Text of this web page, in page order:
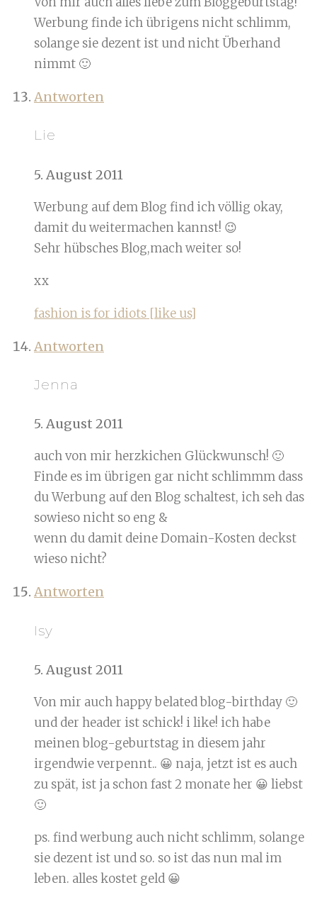
Werbung finde ich übrigens nicht schlimm,
solange sie dezent ist und nicht Überhand
nimmt 🙂
Antworten
Lie
5. August 2011
Werbung auf dem Blog find ich völlig okay,
damit du weitermachen kannst! 😉
Sehr hübsches Blog,mach weiter so!
xx
fashion is for idiots [like us]
Antworten
Jenna
5. August 2011
auch von mir herzkichen Glückwunsch! 🙂
Finde es im übrigen gar nicht schlimmm dass
du Werbung auf den Blog schaltest, ich seh das
sowieso nicht so eng &
wenn du damit deine Domain-Kosten deckst
wieso nicht?
Antworten
Isy
5. August 2011
Von mir auch happy belated blog-birthday 🙂
und der header ist schick! i like! ich habe
meinen blog-geburtstag in diesem jahr
irgendwie verpennt.. 😀 naja, jetzt ist es auch
zu spät, ist ja schon fast 2 monate her 😀 liebst
🙂
ps. find werbung auch nicht schlimm, solange
sie dezent ist und so. so ist das nun mal im
leben. alles kostet geld 😀